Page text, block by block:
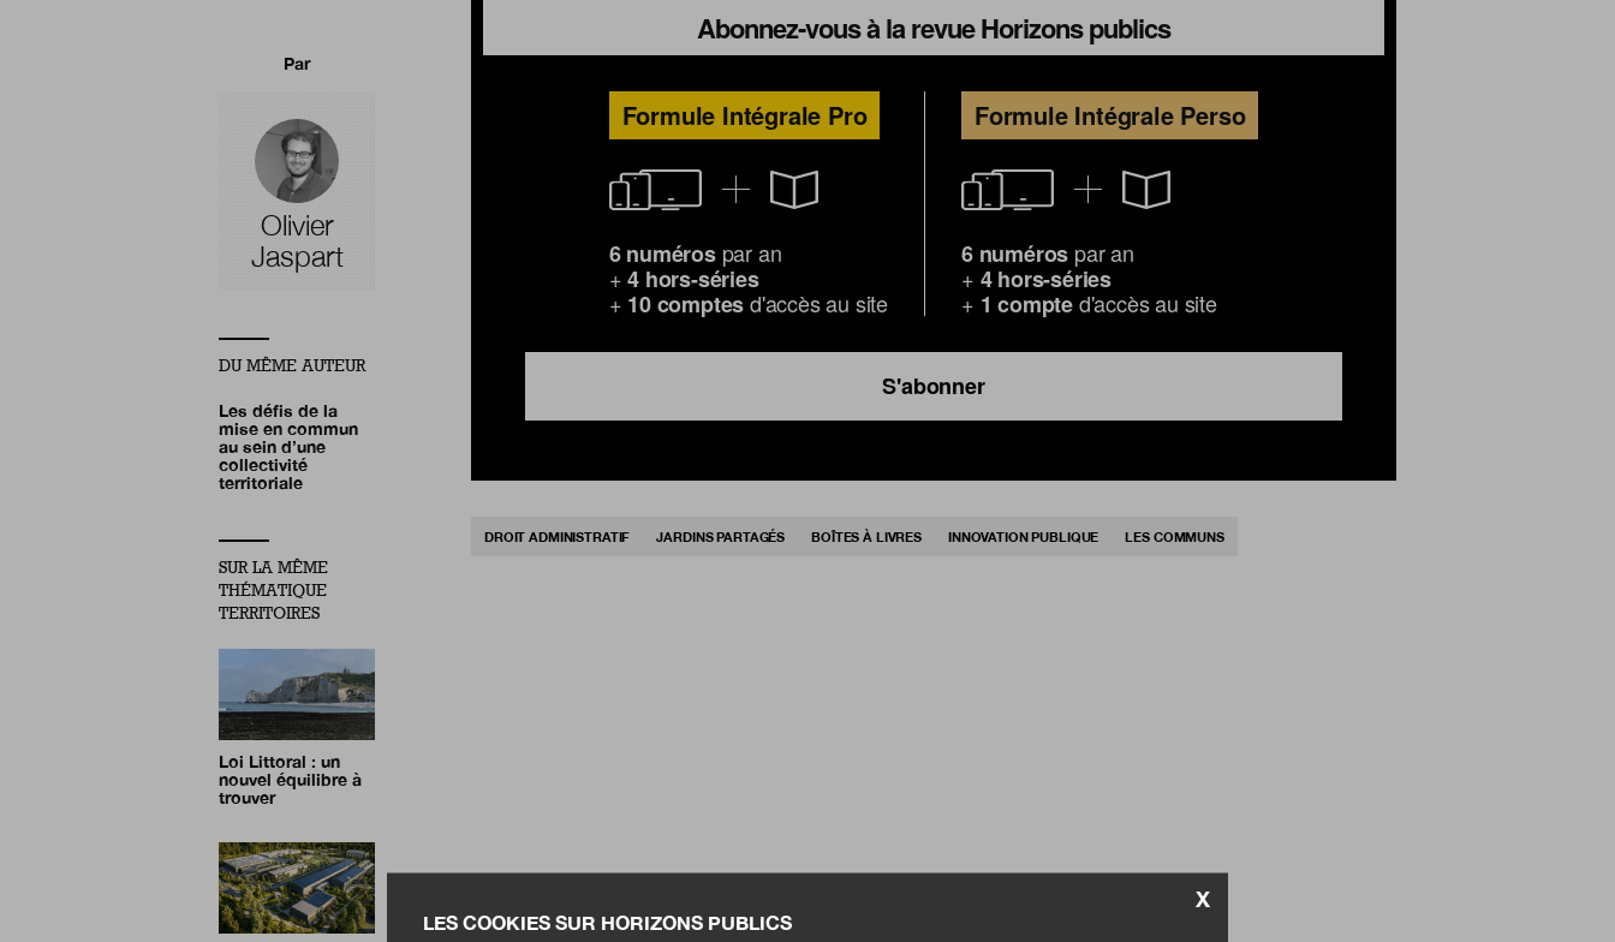
Abonnez-vous à la revue Horizons publics
Formule Intégrale Pro
6 numérospar an
+4 hors-séries
+ 10 comptesd'accès au site
Formule Intégrale Perso
6 numéros par an
+ 4 hors-séries
+ 1 compted'accès au site
S'abonner
DROIT ADMINISTRATIF JARDINS PARTAGÉS BOÎTES À LIVRES INNOVATION PUBLIQUE LES COMMUNS
Par
Olivier
Jaspart
DU MÊME AUTEUR
Les défis de la
mise en commun
au sein d’une
collectivité
territoriale
SUR LA MÊME
THÉMATIQUE
TERRITOIRES
Loi Littoral : un
nouvel équilibre à
trouver
X
LES COOKIES SUR HORIZONS PUBLICS